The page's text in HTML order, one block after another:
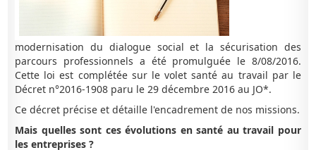
modernisation du dialogue social et la sécurisation des
parcours professionnels a été promulguée le 8/08/2016.
Cette loi est complétée sur le volet santé au travail par le
Décret n°2016-1908 paru le 29 décembre 2016 au JO*.
Ce décret précise et détaille l'encadrement de nos missions.
Mais quelles sont ces évolutions en santé au travail pour
les entreprises ?